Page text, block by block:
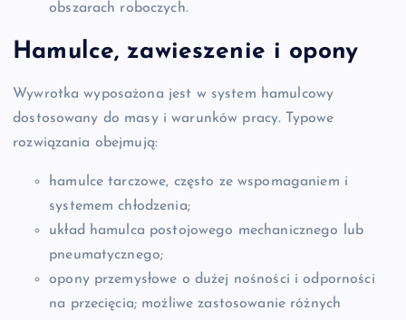
obszarach roboczych.
Hamulce, zawieszenie i opony
Wywrotka wyposażona jest w system hamulcowy
dostosowany do masy i warunków pracy. Typowe
rozwiązania obejmują:
hamulce tarczowe, często ze wspomaganiem i
systemem chłodzenia;
układ hamulca postojowego mechanicznego lub
pneumatycznego;
opony przemysłowe o dużej nośności i odporności
na przecięcia; możliwe zastosowanie różnych